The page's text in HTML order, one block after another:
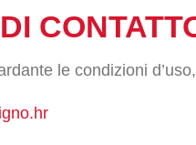
le condizioni